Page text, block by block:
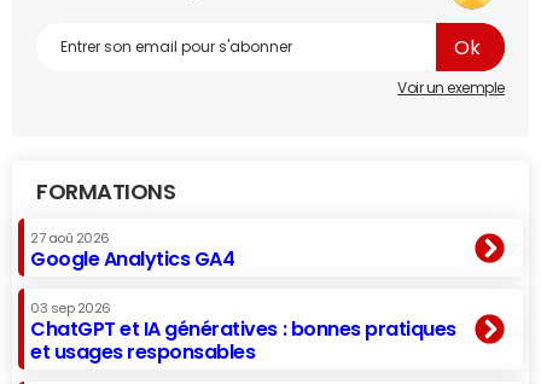
Voir un exemple
FORMATIONS
27 aoû 2026
Google Analytics GA4
03 sep 2026
ChatGPT et IA génératives : bonnes pratiques
et usages responsables